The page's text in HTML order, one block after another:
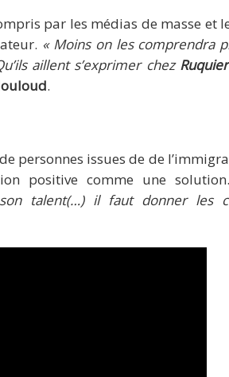
par les médias de masse et
« Moins on les comprendra
aillent s’exprimer chez Ruquier
.
personnes issues de de
positive comme une solution.
talent(…) il faut donner les